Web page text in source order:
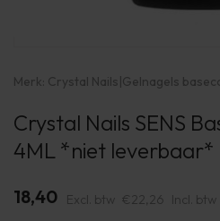
Merk: Crystal Nails|Gelnagels
Crystal Nails SENS
4ML *niet leverbaar*
18,40 Excl. btw €22,26 Incl. btw